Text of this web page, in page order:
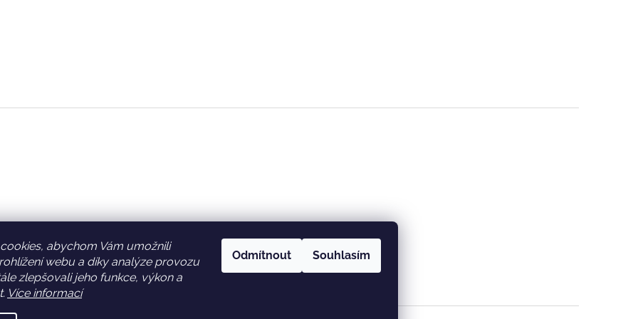
abychom Vám umožnili
webu a díky analýze provozu
zlepšovali jeho funkce, výkon a
Více informací
Odmítnout Souhlasím
Facebook Věrnostní slevy